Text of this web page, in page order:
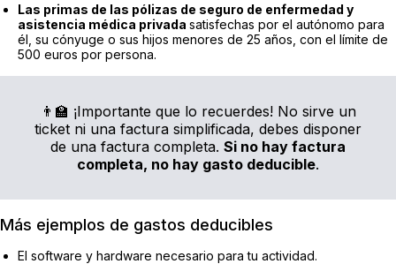
Las primas de las pólizas de seguro de enfermedad y
asistencia médica privada satisfechas por el autónomo para
él, su cónyuge o sus hijos menores de 25 años, con el límite de
500 euros por persona.
👨‍🏫 ¡Importante que lo recuerdes! No sirve un
ticket ni una factura simplificada, debes disponer
de una factura completa. Si no hay factura
completa, no hay gasto deducible.
Más ejemplos de gastos deducibles
El software y hardware necesario para tu actividad.